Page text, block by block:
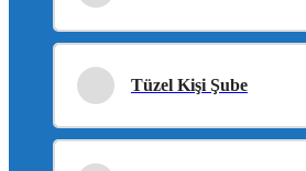
Tüzel Kişi Şube